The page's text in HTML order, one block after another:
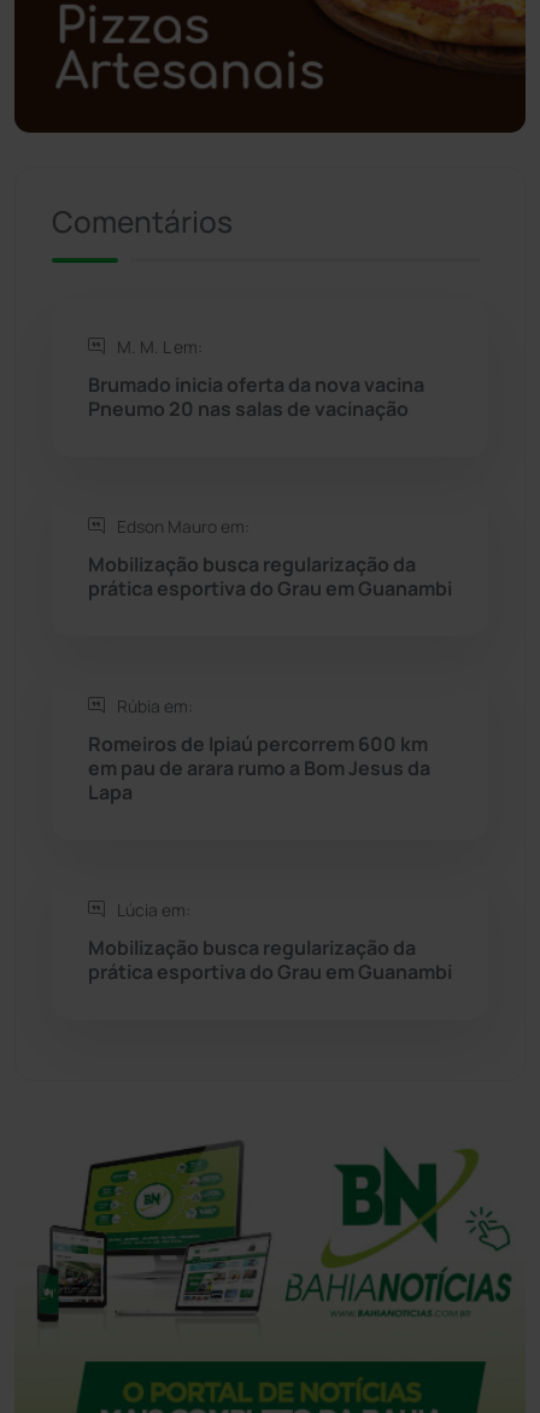
Polícia Militar (27)
Política (03)
Riacho de Santana
Rio de Contas
Rio do Antônio
Saúde
Seabra (50)
Sítio do Mato
Sudoeste Baiano
Comentários
M. M. L em:
Brumado inicia oferta da nova vacina
Pneumo 20 nas salas de vacinação
Edson Mauro em:
Mobilização busca regularização da
prática esportiva do Grau em Guanambi
Rúbia em:
Romeiros de Ipiaú percorrem 600 km
em pau de arara rumo a Bom Jesus da
Lapa
Lúcia em:
Mobilização busca regularização da
prática esportiva do Grau em Guanambi